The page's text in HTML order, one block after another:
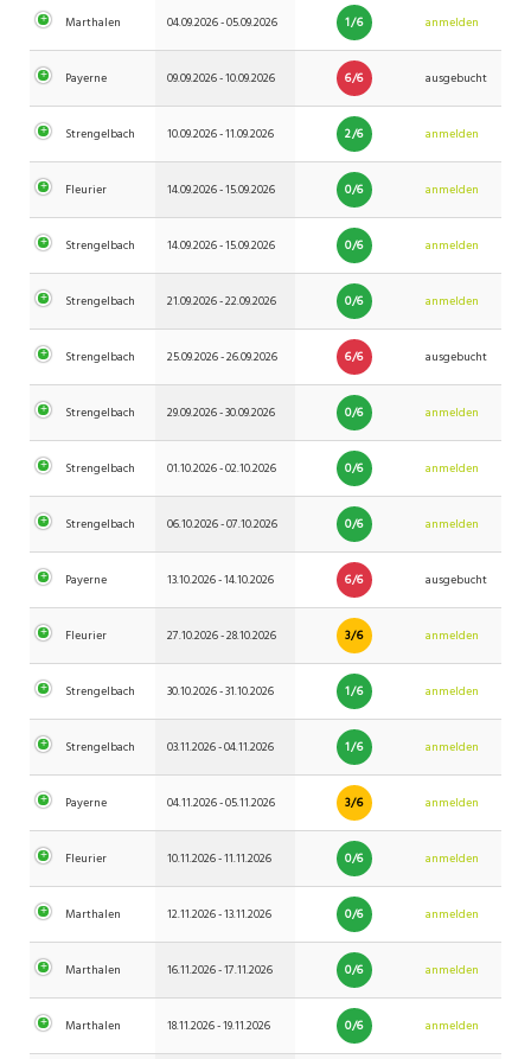
Marthalen 04.09.2026 - 05.09.2026 1/6 anmelden
Payerne 09.09.2026 - 10.09.2026 6/6 ausgebucht
Strengelbach 10.09.2026 - 11.09.2026 2/6 anmelden
Fleurier 14.09.2026 - 15.09.2026 0/6 anmelden
Strengelbach 14.09.2026 - 15.09.2026 0/6 anmelden
Strengelbach 21.09.2026 - 22.09.2026 0/6 anmelden
Strengelbach 25.09.2026 - 26.09.2026 6/6 ausgebucht
Strengelbach 29.09.2026 - 30.09.2026 0/6 anmelden
Strengelbach 01.10.2026 - 02.10.2026 0/6 anmelden
Strengelbach 06.10.2026 - 07.10.2026 0/6 anmelden
Payerne 13.10.2026 - 14.10.2026 6/6 ausgebucht
Fleurier 27.10.2026 - 28.10.2026 3/6 anmelden
Strengelbach 30.10.2026 - 31.10.2026 1/6 anmelden
Strengelbach 03.11.2026 - 04.11.2026 1/6 anmelden
Payerne 04.11.2026 - 05.11.2026 3/6 anmelden
Fleurier 10.11.2026 - 11.11.2026 0/6 anmelden
Marthalen 12.11.2026 - 13.11.2026 0/6 anmelden
Marthalen 16.11.2026 - 17.11.2026 0/6 anmelden
Marthalen 18.11.2026 - 19.11.2026 0/6 anmelden